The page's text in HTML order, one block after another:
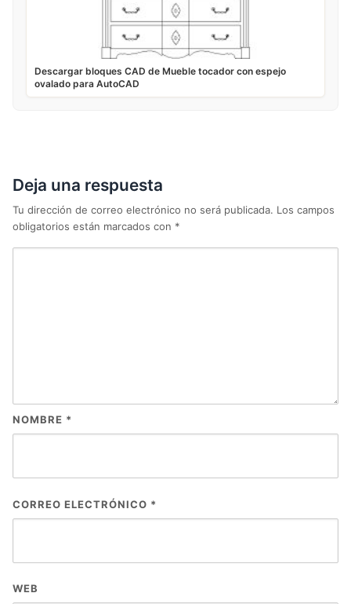
Descargar bloques CAD de Mueble tocador con espejo
ovalado para AutoCAD
Deja una respuesta
Tu dirección de correo electrónico no será publicada. Los campos
obligatorios están marcados con *
NOMBRE *
CORREO ELECTRÓNICO *
WEB